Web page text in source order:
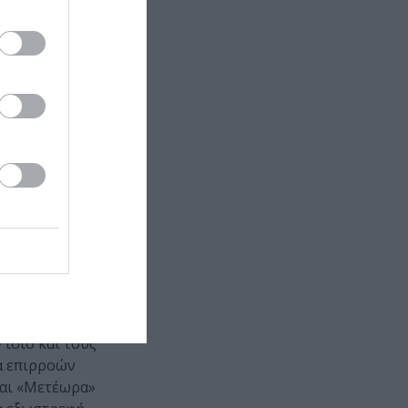
του
και που
με
Peterson,
το
εδρεύει
και
και τους
επιρροών
«Μετέωρα»